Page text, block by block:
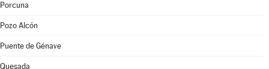
Porcuna
Pozo Alcón
Puente de Génave
Quesada